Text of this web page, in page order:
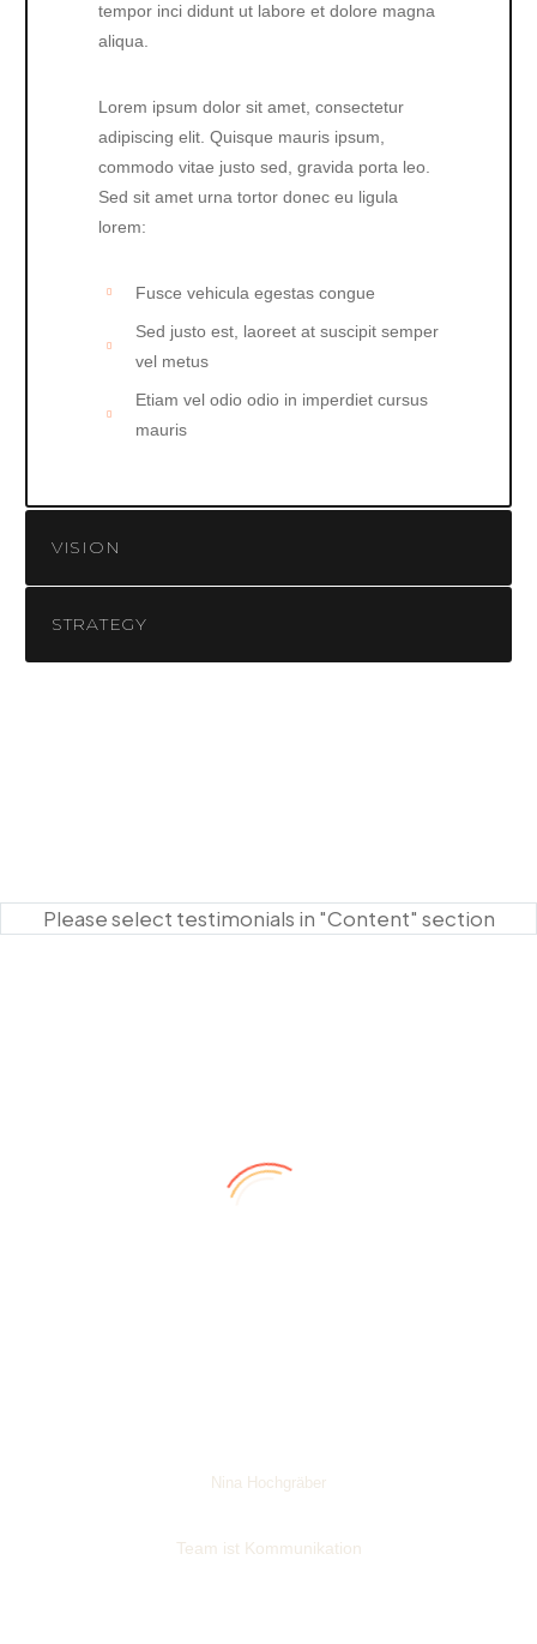
tempor inci didunt ut labore et dolore magna
aliqua.
Lorem ipsum dolor sit amet, consectetur
adipiscing elit. Quisque mauris ipsum,
commodo vitae justo sed, gravida porta leo.
Sed sit amet urna tortor donec eu ligula
lorem:
Fusce vehicula egestas congue
Sed justo est, laoreet at suscipit semper
vel metus
Etiam vel odio odio in imperdiet cursus
mauris
VISION
STRATEGY
Please select testimonials in "Content" section
Nina Hochgräber
Team ist Kommunikation